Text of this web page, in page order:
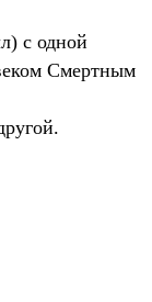
с одной
Смертным